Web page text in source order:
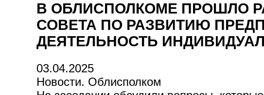
В ОБЛИСПОЛКОМЕ ПРОШЛО
СОВЕТА ПО РАЗВИТИЮ
ДЕЯТЕЛЬНОСТЬ
03.04.2025
Новости. Облисполком